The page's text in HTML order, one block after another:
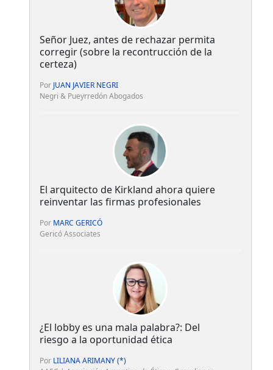
Señor Juez, antes de rechazar permita
corregir (sobre la recontrucción de la
certeza)
Por JUAN JAVIER NEGRI
Negri & Pueyrredón Abogados
El arquitecto de Kirkland ahora quiere
reinventar las firmas profesionales
Por MARC GERICÓ
Gericó Associates
¿El lobby es una mala palabra?: Del
riesgo a la oportunidad ética
Por LILIANA ARIMANY (*)